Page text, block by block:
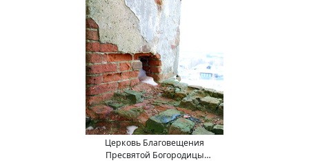
Церковь Благовещения
Пресвятой Богородицы